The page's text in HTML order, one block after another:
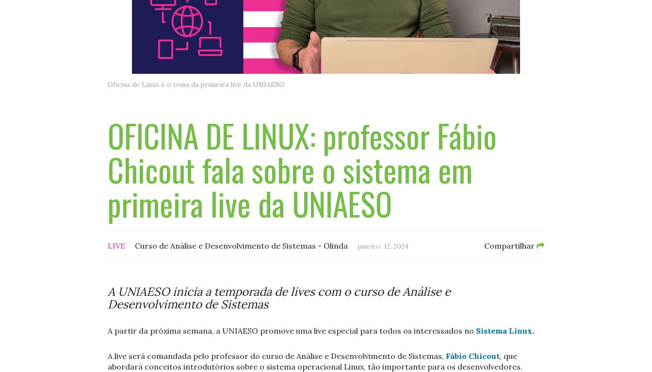
Oficina de Linux é o tema da primeira live da UNIAESO
OFICINA DE LINUX: professor Fábio
Chicout fala sobre o sistema em
primeira live da UNIAESO
LIVE Curso de Análise e Desenvolvimento de Sistemas - Olinda janeiro. 12, 2024 Compartilhar
A UNIAESO inicia a temporada de lives com o curso de Análise e
Desenvolvimento de Sistemas
A partir da próxima semana, a UNIAESO promove uma live especial para todos os interessados no Sistema Linux.
A live será comandada pelo professor do curso de Análise e Desenvolvimento de Sistemas, Fábio Chicout, que
abordará conceitos introdutórios sobre o sistema operacional Linux, tão importante para os desenvolvedores.